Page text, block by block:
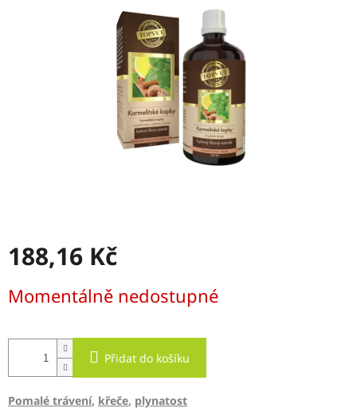
188,16 Kč
cena:
Momentálně nedostupné
Přidat do košíku
Pomalé trávení, křeče, plynatost